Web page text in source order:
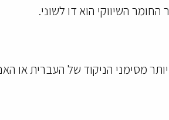
השיווקי הוא דו לשוני.
מסימני הניקוד של העברית